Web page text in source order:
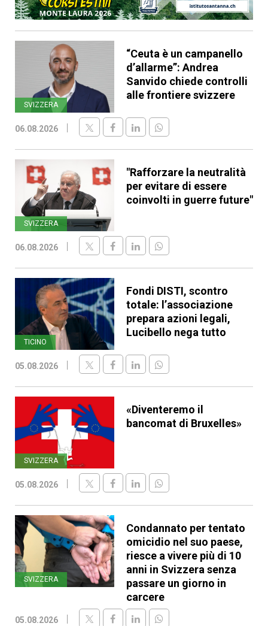
SVIZZERA
“Ceuta è un campanello
d’allarme”: Andrea
Sanvido chiede controlli
alle frontiere svizzere
06.08.2026
SVIZZERA
"Rafforzare la neutralità
per evitare di essere
coinvolti in guerre future"
06.08.2026
TICINO
Fondi DISTI, scontro
totale: l’associazione
prepara azioni legali,
Lucibello nega tutto
05.08.2026
SVIZZERA
«Diventeremo il
bancomat di Bruxelles»
05.08.2026
SVIZZERA
Condannato per tentato
omicidio nel suo paese,
riesce a vivere più di 10
anni in Svizzera senza
passare un giorno in
carcere
05.08.2026